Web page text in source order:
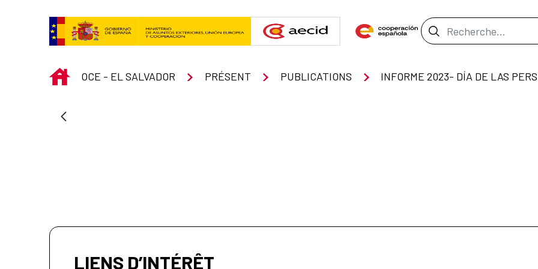
Barre de
INICIO
OCE - EL SALVADOR PRÉSENT PUBLICATIONS
LIENS D’INTÉRÊT